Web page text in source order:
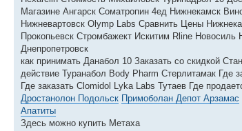
Магазине Ангарск Cоматропин 4ед Нижнекамск
Нижневартовск Olymp Labs Сравнить Цены
Прокопьевск Стромбажект Искитим Rline
Днепропетровск
как принимать Данабол 10 Заказать со скидкой
действие Туранабол Body Pharm Стерлитамак Где
Где заказать Clomidol Lyka Labs Тутаев Где
Дростанолон Подольск Примоболан Депот Арзамас
Апатиты
Здесь можно купить Метаха